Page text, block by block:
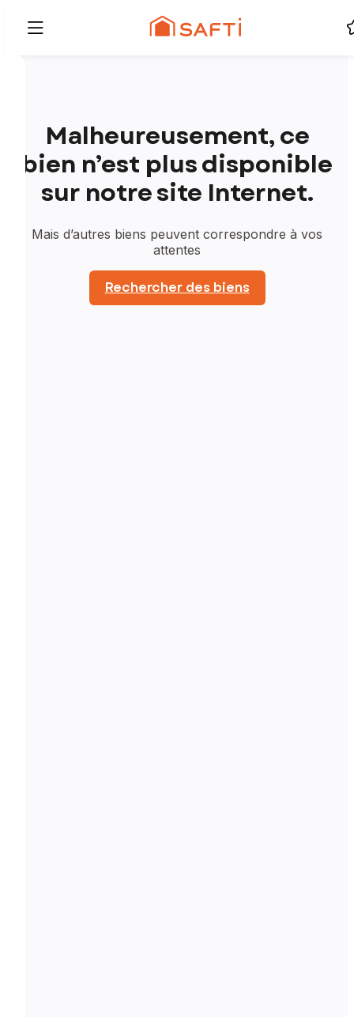
Malheureusement, ce
bien n’est plus disponible
sur notre site Internet.
Mais d’autres biens peuvent correspondre à vos
attentes
Rechercher des biens